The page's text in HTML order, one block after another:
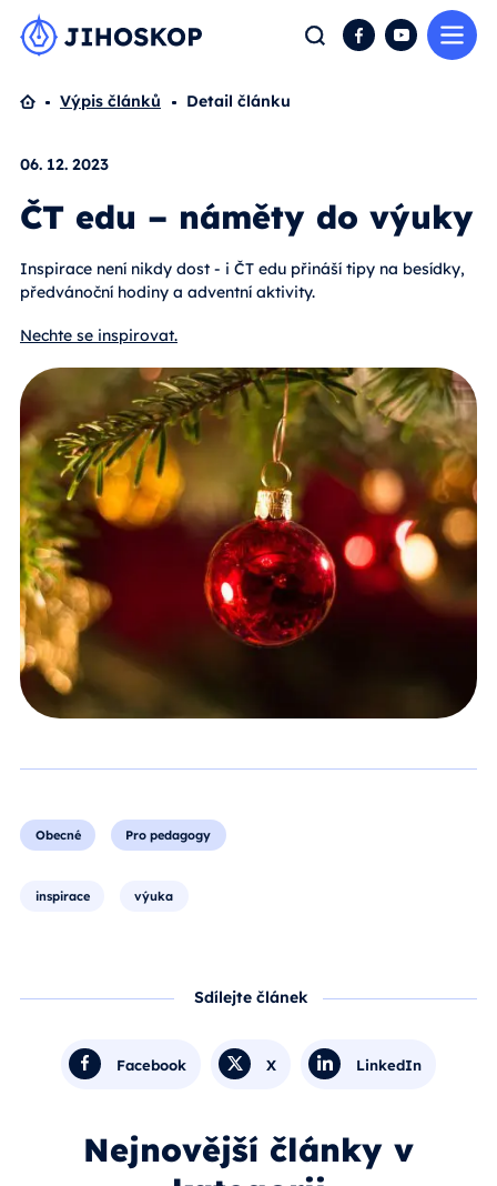
Hledat FacebookYouTube
Domů
Výpis článků Detail článku
06. 12. 2023
ČT edu – náměty do výuky
Inspirace není nikdy dost - i ČT edu přináší tipy na besídky,
předvánoční hodiny a adventní aktivity.
Nechte se inspirovat.
Obecné Pro pedagogy
inspirace výuka
Sdílejte článek
Facebook X LinkedIn
Nejnovější články v